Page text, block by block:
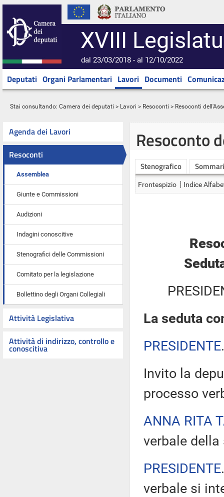
XVIII
dal 23/03/2018 - al 12/10/2022
Deputati Organi Parlamentari Lavori Documenti
Stai consultando: Camera dei deputati > Lavori > Resoconti > Resoconti
Agenda dei Lavori
Resoconti
Assemblea
Giunte e Commissioni
Audizioni
Indagini conoscitive
Stenografici delle Commissioni
Comitato per la legislazione
Bollettino degli Organi Collegiali
Attività Legislativa
Attività di indirizzo, controllo e
conoscitiva
Resoconto
Stenografico
Frontespizio Indice
La seduta
PRESIDENTE
Invito la
processo
ANNA RITA
verbale
PRESIDENTE
verbale si